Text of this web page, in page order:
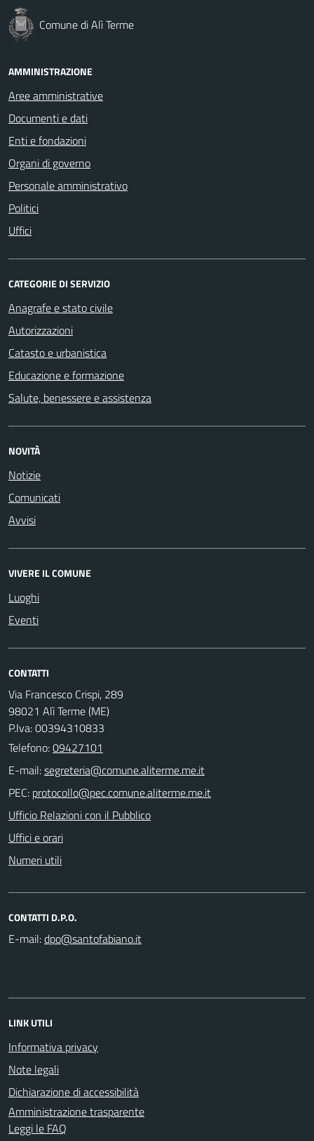
Comune di Alì Terme
AMMINISTRAZIONE
Aree amministrative
Documenti e dati
Enti e fondazioni
Organi di governo
Personale amministrativo
Politici
Uffici
CATEGORIE DI SERVIZIO
Anagrafe e stato civile
Autorizzazioni
Catasto e urbanistica
Educazione e formazione
Salute, benessere e assistenza
NOVITÀ
Notizie
Comunicati
Avvisi
VIVERE IL COMUNE
Luoghi
Eventi
CONTATTI
Via Francesco Crispi, 289
98021 Alì Terme (ME)
P.Iva: 00394310833
Telefono:09427101
E-mail:
PEC:
Ufficio Relazioni con il Pubblico
Uffici e orari
Numeri utili
CONTATTI D.P.O.
E-mail:
LINK UTILI
Informativa privacy
Note legali
Dichiarazione di accessibilità
Amministrazione trasparente
Leggi le FAQ